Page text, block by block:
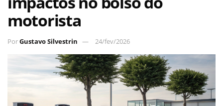
motorista
PorGustavo Silvestrin 24/fev/2026